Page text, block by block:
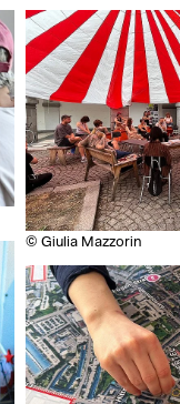
© Giulia Mazzorin